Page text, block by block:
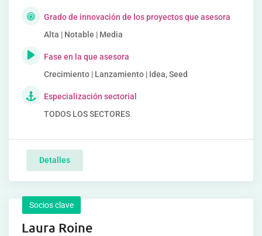
Grado de innovación de los proyectos que asesora
Alta | Notable | Media
Fase en la que asesora
Crecimiento | Lanzamiento | Idea, Seed
Especialización sectorial
TODOS LOS SECTORES
Detalles
Socios clave
Laura Roine